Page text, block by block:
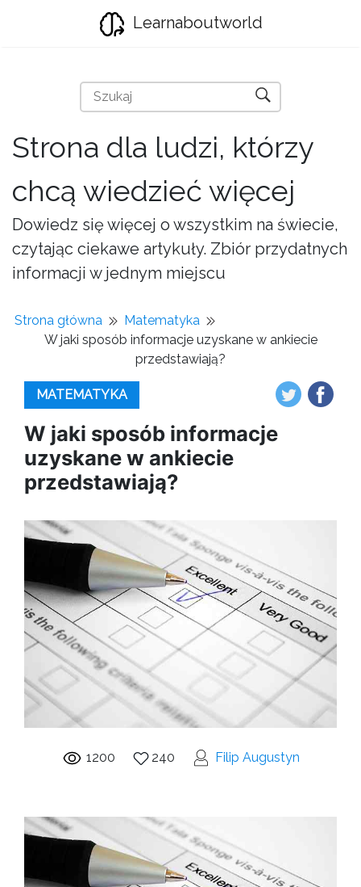
Learnaboutworld
Strona dla ludzi, którzy
chcą wiedzieć więcej
Dowiedz się więcej o wszystkim na świecie,
czytając ciekawe artykuły. Zbiór przydatnych
informacji w jednym miejscu
Strona główna
Matematyka
W jaki sposób informacje uzyskane w ankiecie
przedstawiają?
MATEMATYKA
W jaki sposób informacje
uzyskane w ankiecie
przedstawiają?
1200 240 Filip Augustyn